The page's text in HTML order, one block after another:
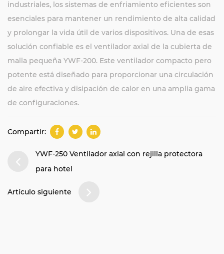
industriales, los sistemas de enfriamiento eficientes son
esenciales para mantener un rendimiento de alta calidad
y prolongar la vida útil de varios dispositivos. Una de esas
solución confiable es el ventilador axial de la cubierta de
malla pequeña YWF-200. Este ventilador compacto pero
potente está diseñado para proporcionar una circulación
de aire efectiva y disipación de calor en una amplia gama
de configuraciones.
Compartir:
YWF-250 Ventilador axial con rejilla protectora
para hotel
Artículo siguiente